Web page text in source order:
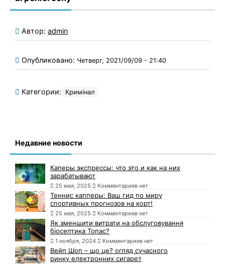
Автор: admin
Опубликовано: Четверг, 2021/09/09 - 21:40
Категории: Кримінал
Недавние новости
Каперы экспрессы: что это и как на них
зарабатывают
25 мая, 2025 Комментариев нет
Теннис капперы: Ваш гид по миру
спортивных прогнозов на корт!
25 мая, 2025 Комментариев нет
Як зменшити витрати на обслуговування
біосептика Топас?
1 ноября, 2024 Комментариев нет
Вейп Шоп – що це? огляд сучасного
ринку електронних сигарет